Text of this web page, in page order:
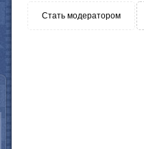
Стать модератором